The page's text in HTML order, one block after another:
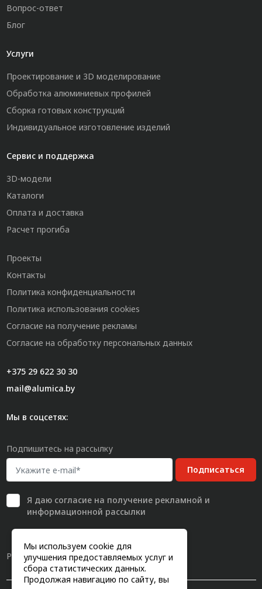
Мы используем cookie для
улучшения предоставляемых услуг и
сбора статистических данных.
Продолжая навигацию по сайту, вы
Вопрос-ответ
Блог
Услуги
Проектирование и 3D моделирование
Обработка алюминиевых профилей
Сборка готовых конструкций
Индивидуальное изготовление изделий
Сервис и поддержка
3D-модели
Каталоги
Оплата и доставка
Расчет прогиба
Проекты
Контакты
Политика конфиденциальности
Политика использования cookies
Согласие на получение рекламы
Согласие на обработку персональных данных
+375 29 622 30 30
mail@alumica.by
Мы в соцсетях:
Подпишитесь на рассылку
Подписаться
Я даю согласиена получение рекламной и
информационной рассылки
Разработка сайта